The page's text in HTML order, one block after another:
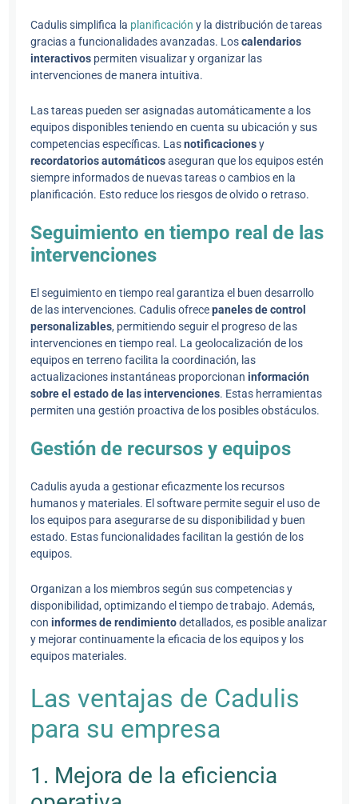
Cadulis simplifica la planificación y la distribución de tareas
gracias a funcionalidades avanzadas. Loscalendarios
interactivos permiten visualizar y organizar las
intervenciones de manera intuitiva.
Las tareas pueden ser asignadas automáticamente a los
equipos disponibles teniendo en cuenta su ubicación y sus
competencias específicas. Lasnotificacionesy
recordatorios automáticosaseguran que los equipos estén
siempre informados de nuevas tareas o cambios en la
planificación. Esto reduce los riesgos de olvido o retraso.
Seguimiento en tiempo real de las
intervenciones
El seguimiento en tiempo real garantiza el buen desarrollo
de las intervenciones. Cadulis ofrecepaneles de control
personalizables, permitiendo seguir el progreso de las
intervenciones en tiempo real. La geolocalización de los
equipos en terreno facilita la coordinación, las
actualizaciones instantáneas proporcionaninformación
sobre el estado de las intervenciones. Estas herramientas
permiten una gestión proactiva de los posibles obstáculos.
Gestión de recursos y equipos
Cadulis ayuda a gestionar eficazmente los recursos
humanos y materiales. El software permite seguir el uso de
los equipos para asegurarse de su disponibilidad y buen
estado. Estas funcionalidades facilitan la gestión de los
equipos.
Organizan a los miembros según sus competencias y
disponibilidad, optimizando el tiempo de trabajo. Además,
coninformes de rendimientodetallados, es posible analizar
y mejorar continuamente la eficacia de los equipos y los
equipos materiales.
Las ventajas de Cadulis
para su empresa
1. Mejora de la eficiencia